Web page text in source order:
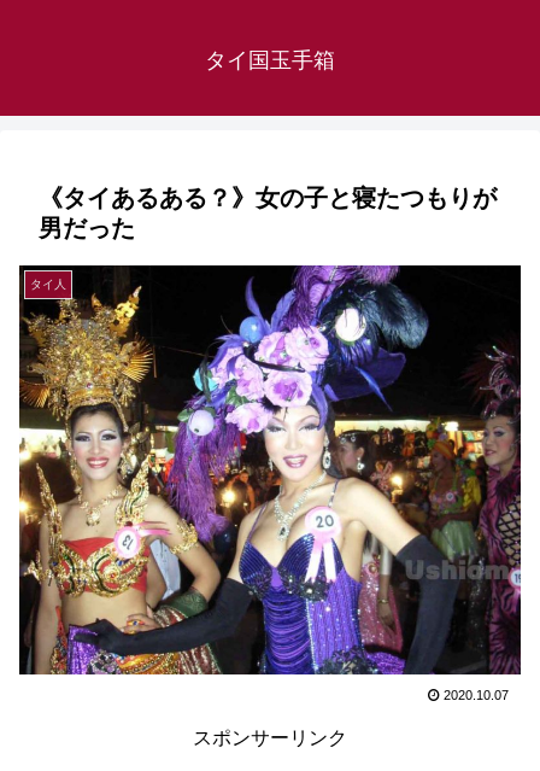
タイ国玉手箱
《タイあるある？》女の子と寝たつもりが
男だった
タイ人
2020.10.07
スポンサーリンク